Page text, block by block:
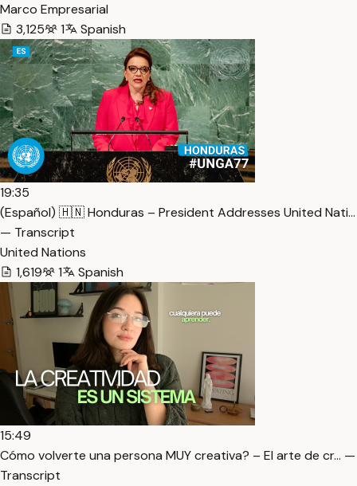
Marco Empresarial
3,125
1 Spanish
19:35
(Español) 🇭🇳 Honduras – President Addresses United Nati…
— Transcript
United Nations
1,619
1 Spanish
15:49
Cómo volverte una persona MUY creativa? – El arte de cr… —
Transcript